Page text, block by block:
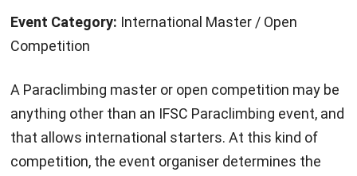
Event Category: International Master / Open
Competition
A Paraclimbing master or open competition may be
anything other than an IFSC Paraclimbing event, and
that allows international starters. At this kind of
competition, the event organiser determines the